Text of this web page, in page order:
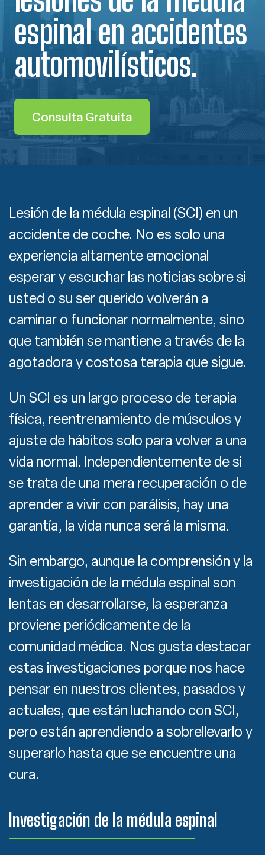
espinal en accidentes
automovilísticos.
Consulta Gratuita
Lesión de la médula espinal (SCI) en un
accidente de coche. No es solo una
experiencia altamente emocional
esperar y escuchar las noticias sobre si
usted o su ser querido volverán a
caminar o funcionar normalmente, sino
que también se mantiene a través de la
agotadora y costosa terapia que sigue.
Un SCI es un largo proceso de terapia
física, reentrenamiento de músculos y
ajuste de hábitos solo para volver a una
vida normal. Independientemente de si
se trata de una mera recuperación o de
aprender a vivir con parálisis, hay una
garantía, la vida nunca será la misma.
Sin embargo, aunque la comprensión y la
investigación de la médula espinal son
lentas en desarrollarse, la esperanza
proviene periódicamente de la
comunidad médica. Nos gusta destacar
estas investigaciones porque nos hace
pensar en nuestros clientes, pasados y
actuales, que están luchando con SCI,
pero están aprendiendo a sobrellevarlo y
superarlo hasta que se encuentre una
cura.
Investigación de la médula espinal